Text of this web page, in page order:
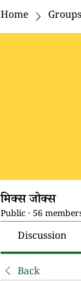
Home Groups
मिक्स जोक्स
Public · 56
Discussion
Back